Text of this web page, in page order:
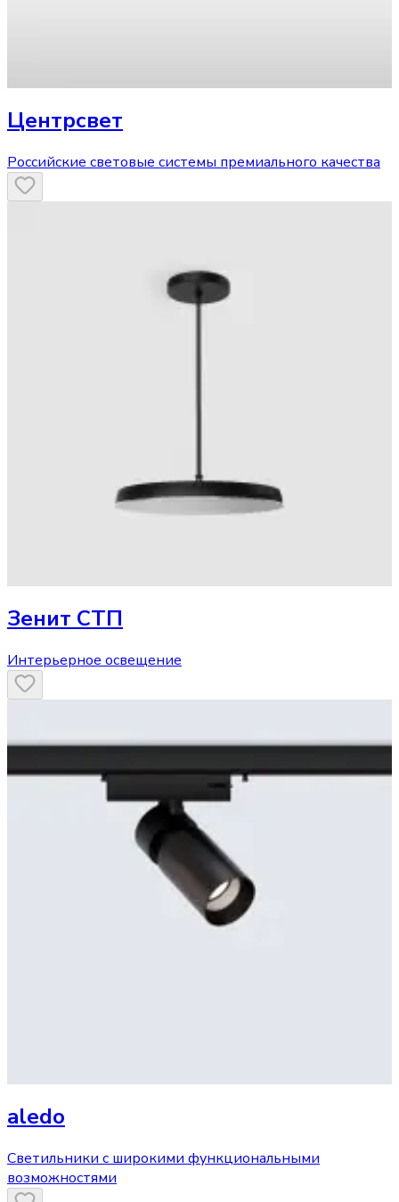
Центрсвет
Российские световые системы премиального качества
Зенит СТП
Интерьерное освещение
aledo
Светильники с широкими функциональными
возможностями